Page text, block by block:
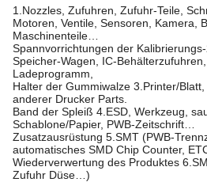
1.Nozzles, Zufuhren, Zufuhr-Teile,
Motoren, Ventile, Sensoren, Kamera,
Maschinenteile…
Spannvorrichtungen der
Speicher-Wagen, IC-
Ladeprogramm,
Halter der Gummiwalze 3.Printer/
anderer Drucker Parts.
Band der Spleiß 4.ESD, Werkzeug,
Schablone/Papier, PWB-Zeitschrift…
Zusatzausrüstung 5.SMT (PWB-
automatisches SMD Chip Counter,
Wiederverwertung des Produktes
Zufuhr Düse…)